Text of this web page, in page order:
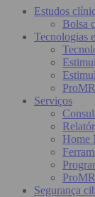
Estudos
Bolsa
Tecnologias
Serviços
Home
Segurança